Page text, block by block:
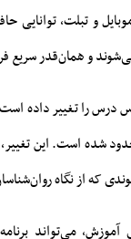
و تبلت، توانایی
و همان‌قدر سریع
را تغییر داده است.
شده است. این
که از نگاه
آموزش، می‌تواند